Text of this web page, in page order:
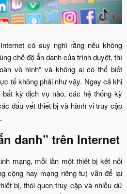
có suy nghĩ rằng nếu không
chế độ ẩn danh của trình duyệt, thì
vô hình” và không ai có thể biết
tế không phải như vậy. Ngay cả khi
bất kỳ dịch vụ nào, các hệ thống kỹ
dấu vết thiết bị và hành vi truy cập
danh” trên Internet​
mạng, mỗi lần một thiết bị kết nối
cộng hay mạng riêng tư) vẫn để lại
bị, thói quen truy cập và nhiều dữ